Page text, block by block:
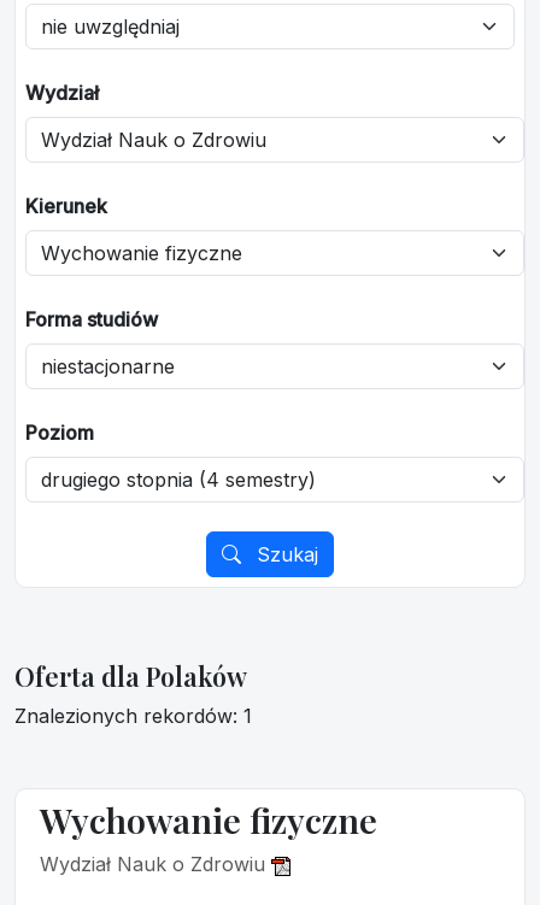
Wydział
Kierunek
Forma studiów
Poziom
Szukaj
Oferta dla Polaków
Znalezionych rekordów: 1
Wychowanie fizyczne
Wydział Nauk o Zdrowiu